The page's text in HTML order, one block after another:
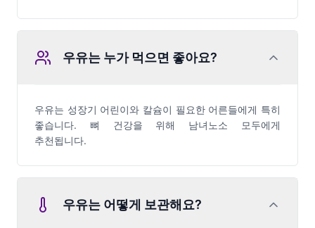
우유는 누가 먹으면 좋아요?
우유는 성장기 어린이와 칼슘이 필요한 어른들에게 특히
좋습니다. 뼈 건강을 위해 남녀노소 모두에게
추천됩니다.
우유는 어떻게 보관해요?